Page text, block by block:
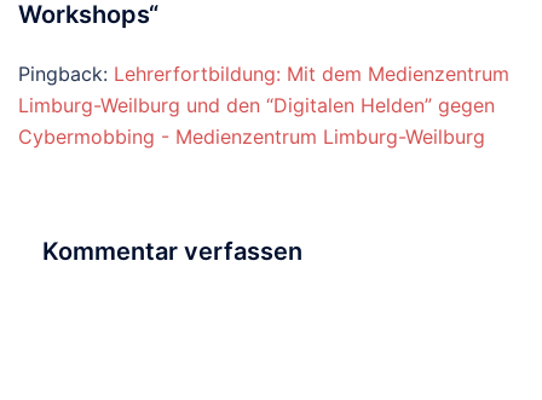
Workshops“
Pingback: Lehrerfortbildung: Mit dem Medienzentrum
Limburg-Weilburg und den “Digitalen Helden” gegen
Cybermobbing - Medienzentrum Limburg-Weilburg
Kommentar verfassen